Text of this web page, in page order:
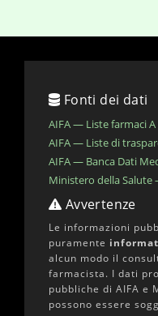
Fonti dei dati
AIFA — Liste farmaci A
AIFA — Liste di
AIFA — Banca Dati
Ministero della
Avvertenze
Le informazioni
puramente
alcun modo il
farmacista. I dati
pubbliche di AIFA e
possono essere